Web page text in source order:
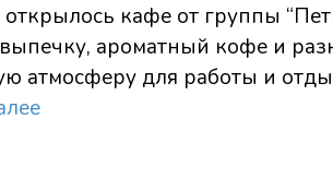
кафе от группы
ароматный кофе и
атмосферу для работы и